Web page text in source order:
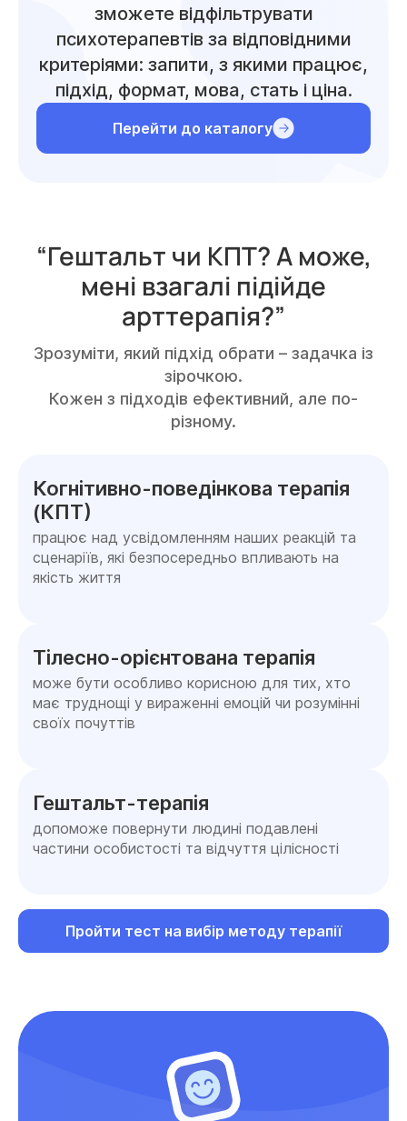
зможете відфільтрувати
психотерапевтів за відповідними
критеріями: запити, з якими працює,
підхід, формат, мова, стать і ціна.
Перейти до каталогу
“Гештальт чи КПТ? А може,
мені взагалі підійде
арттерапія?”
Зрозуміти, який підхід обрати – задачка із
зірочкою.
Кожен з підходів ефективний, але по-
різному.
Когнітивно-поведінкова терапія
(КПТ)
працює над усвідомленням наших реакцій та
сценаріїв, які безпосередньо впливають на
якість життя
Тілесно-орієнтована терапія
може бути особливо корисною для тих, хто
має труднощі у вираженні емоцій чи розумінні
своїх почуттів
Гештальт-терапія
допоможе повернути людині подавлені
частини особистості та відчуття цілісності
Пройти тест на вибір методу терапії